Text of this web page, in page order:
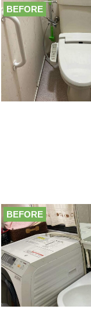
BEFORE
BEFORE